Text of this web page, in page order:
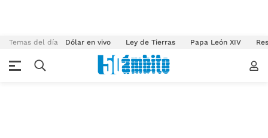
Temas del día Dólar en vivo Ley de Tierras Papa León XIV